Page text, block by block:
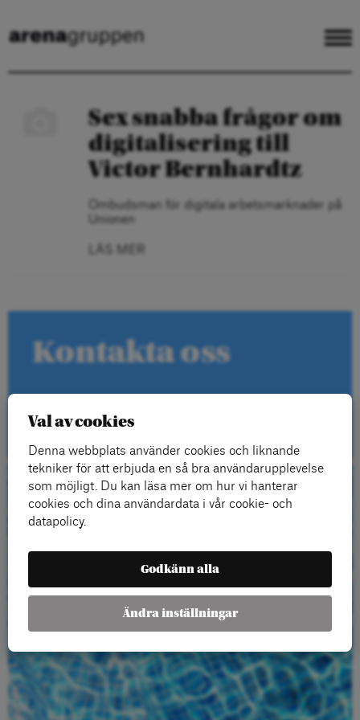
Sex snabba frågor om
digitalisering till
Victor Bernhardtz
Ombudsman för digitala arbetsmarknader på
Unionen
LÄS MER
Kontakta oss
Kontakt
Beställ gratis
Val av cookies
Denna webbplats använder cookies och liknande
tekniker för att erbjuda en så bra användarupplevelse
som möjligt. Du kan läsa mer om hur vi hanterar
cookies och dina användardata i vår cookie- och
datapolicy.
Godkänn alla
Ändra inställningar